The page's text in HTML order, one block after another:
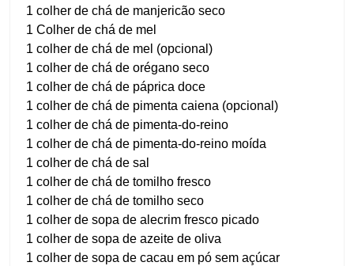
1 colher de chá de manjericão seco
1 Colher de chá de mel
1 colher de chá de mel (opcional)
1 colher de chá de orégano seco
1 colher de chá de páprica doce
1 colher de chá de pimenta caiena (opcional)
1 colher de chá de pimenta-do-reino
1 colher de chá de pimenta-do-reino moída
1 colher de chá de sal
1 colher de chá de tomilho fresco
1 colher de chá de tomilho seco
1 colher de sopa de alecrim fresco picado
1 colher de sopa de azeite de oliva
1 colher de sopa de cacau em pó sem açúcar